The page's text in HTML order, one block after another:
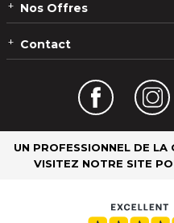
Nos Offres
Contact
UN PROFESSIONNEL DE
VISITEZ NOTRE SITE